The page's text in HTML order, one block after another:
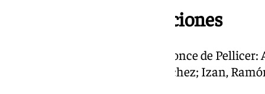
19.30 | Ya hay alineaciones
Ojo porque hay sorpresas en el once de
Monte, Einar Galilea, Dani Sánchez; Izan,